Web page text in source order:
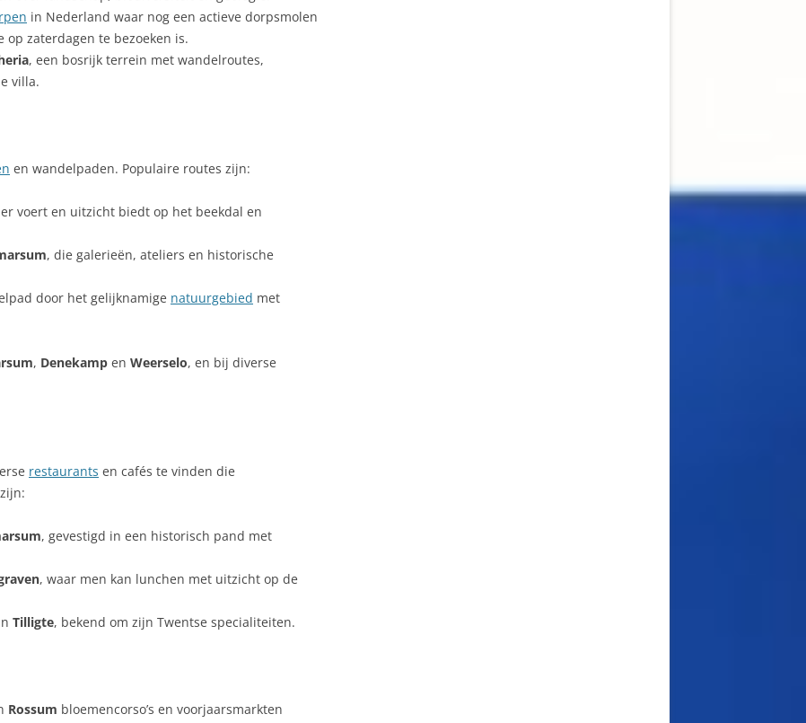
in Nederland waar nog een actieve dorpsmolen
op zaterdagen te bezoeken is.
, een bosrijk terrein met wandelroutes,
villa.
en wandelpaden. Populaire routes zijn:
voert en uitzicht biedt op het beekdal en
, die galerieën, ateliers en historische
door het gelijknamige natuurgebied met
, Denekamp en Weerselo, en bij diverse
restaurants en cafés te vinden die
, gevestigd in een historisch pand met
, waar men kan lunchen met uitzicht op de
Tilligte, bekend om zijn Twentse specialiteiten.
Rossum bloemencorso’s en voorjaarsmarkten